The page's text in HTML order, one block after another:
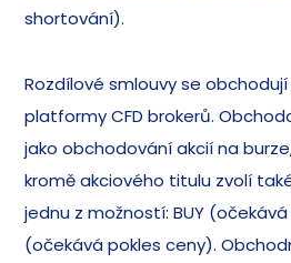
shortování).
Rozdílové smlouvy se
platformy CFD brokerů.
jako obchodování akcií na
kromě akciového titulu zvolí
jednu z možností: BUY
(očekává pokles ceny).